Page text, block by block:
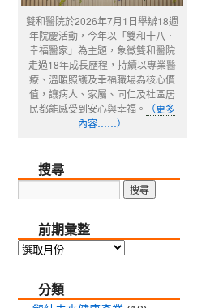
雙和醫院於2026年7月1日舉辦18週
年院慶活動，今年以「雙和十八．
幸福醫家」為主題，象徵雙和醫院
走過18年成長歷程，持續以專業醫
療、溫暖照護及幸福職場為核心價
值，讓病人、家屬、同仁及社區居
民都能感受到安心與幸福。
（更多
內容……）
搜尋
前期彙整
前
分類